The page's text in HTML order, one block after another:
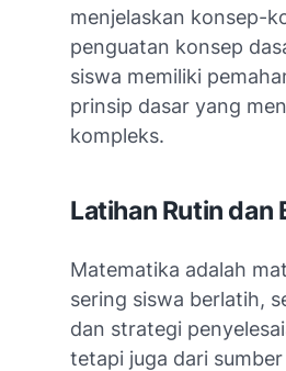
menjelaskan konsep-
penguatan konsep
siswa memiliki
prinsip dasar yang
kompleks.
Latihan Rutin dan
Matematika adalah
sering siswa berlatih,
dan strategi
tetapi juga dari